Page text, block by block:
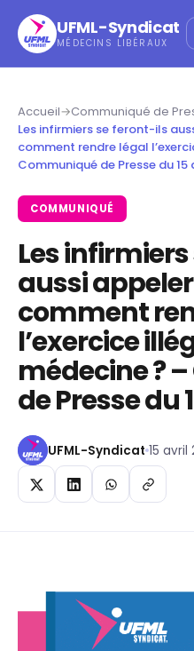
UFML-Syndicat
MÉDECINS LIBÉRAUX
Accueil→Communiqué de
Les infirmiers se feront-ils
comment rendre légal
Communiqué de Presse du 15
COMMUNIQUÉ
Les
aussi
comment
l’exercice
médecine ?
de Presse du
UFML-Syndicat 15 avril